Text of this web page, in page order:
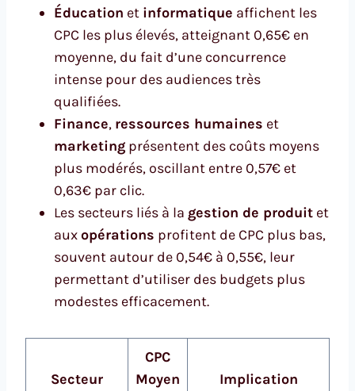
Éducation et informatique affichent les
CPC les plus élevés, atteignant 0,65€ en
moyenne, du fait d’une concurrence
intense pour des audiences très
qualifiées.
Finance, ressources humaines et
marketing présentent des coûts moyens
plus modérés, oscillant entre 0,57€ et
0,63€ par clic.
Les secteurs liés à la gestion de produit et
auxopérations profitent de CPC plus bas,
souvent autour de 0,54€ à 0,55€, leur
permettant d’utiliser des budgets plus
modestes efficacement.
Secteur
CPC
Moyen
Implication